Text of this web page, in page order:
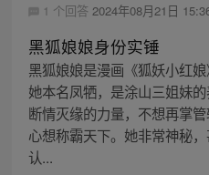
1 个回答 2024年08月21日
黑狐娘娘身份实锤
黑狐娘娘是漫画《狐妖小红
她本名凤牺，是涂山三姐妹
断情灭缘的力量，不想再掌
心想称霸天下。她非常神秘
认...